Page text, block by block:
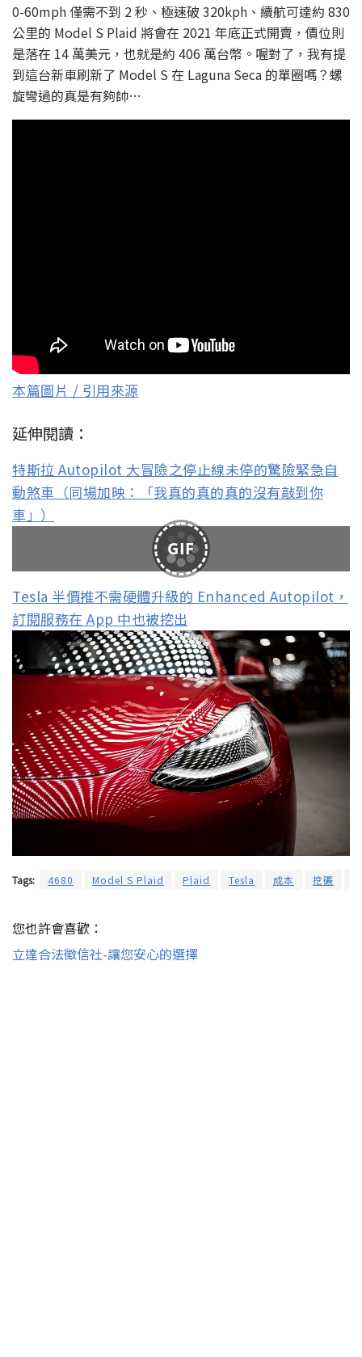
0-60mph 僅需不到 2 秒、極速破 320kph、續航可達約 830
公里的 Model S Plaid 將會在 2021 年底正式開賣，價位則
是落在 14 萬美元，也就是約 406 萬台幣。喔對了，我有提
到這台新車刷新了 Model S 在 Laguna Seca 的單圈嗎？螺
旋彎過的真是有夠帥…
本篇圖片 / 引用來源
延伸閱讀：
特斯拉 Autopilot 大冒險之停止線未停的驚險緊急自
動煞車（同場加映：「我真的真的真的沒有敲到你
車」）
GIF
Tesla 半價推不需硬體升級的 Enhanced Autopilot，
訂閱服務在 App 中也被挖出
Tags: 4680 Model S Plaid Plaid Tesla 成本 挖礦
您也許會喜歡：
立達合法徵信社-讓您安心的選擇